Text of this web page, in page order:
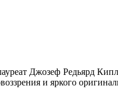
Джозеф Редьярд
и яркого